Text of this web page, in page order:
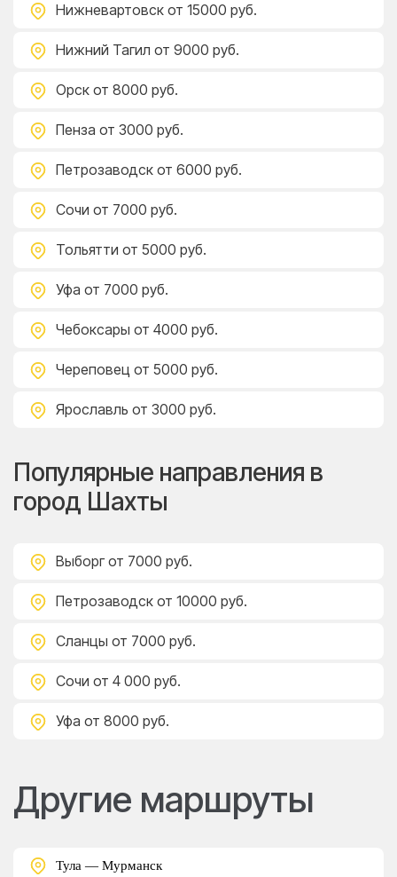
Нижневартовск от 15000 руб.
Нижний Тагил от 9000 руб.
Орск от 8000 руб.
Пенза от 3000 руб.
Петрозаводск от 6000 руб.
Сочи от 7000 руб.
Тольятти от 5000 руб.
Уфа от 7000 руб.
Чебоксары от 4000 руб.
Череповец от 5000 руб.
Ярославль от 3000 руб.
Популярные направления в
город Шахты
Выборг от 7000 руб.
Петрозаводск от 10000 руб.
Сланцы от 7000 руб.
Сочи от 4 000 руб.
Уфа от 8000 руб.
Другие маршруты
Тула — Мурманск